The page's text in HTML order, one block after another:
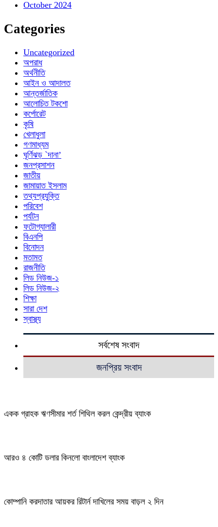
October 2024
Categories
Uncategorized
অপরাধ
অর্থনীতি
আইন ও আদালত
আন্তর্জাতিক
আলোচিত টকশো
কর্পোরেট
কৃষি
খেলাধুলা
গণমাধ্যম
ঘূর্ণিঝড় `দানা’
জনপ্রসাশন
জাতীয়
জামায়াত ইসলাম
তথ্যপ্রযুক্তি
পরিবেশ
পর্যটন
ফটোগ্যালারী
বিএনপি
বিনোদন
মতামত
রাজনীতি
লিড নিউজ-১
লিড নিউজ-২
শিক্ষা
সারা দেশ
স্বাস্থ্য
সর্বশেষ সংবাদ
জনপ্রিয় সংবাদ
একক গ্রাহক ঋণসীমার শর্ত শিথিল করল কেন্দ্রীয় ব্যাংক
আরও ৪ কোটি ডলার কিনলো বাংলাদেশ ব্যাংক
কোম্পানি করদাতার আয়কর রিটার্ন দাখিলের সময় বাড়ল ২ দিন